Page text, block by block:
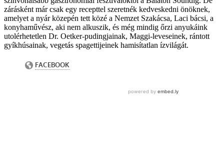
zárásként már csak egy recepttel szeretnék kedveskedni önöknek,
amelyet a nyár közepén tett közé a Nemzet Szakácsa, Laci bácsi, a
konyhaművész, aki nem alkuszik, és még mindig őrzi anyukáink
utolérhetetlen Dr. Oetker-pudingjainak, Maggi-leveseinek, rántott
gyíkhúsainak, vegetás spagettijeinek hamisítatlan ízvilágát.